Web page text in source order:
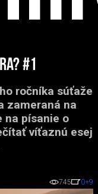
#1
ročníka súťaže
zameraná na
na písanie o
víťaznú esej
745 0+9